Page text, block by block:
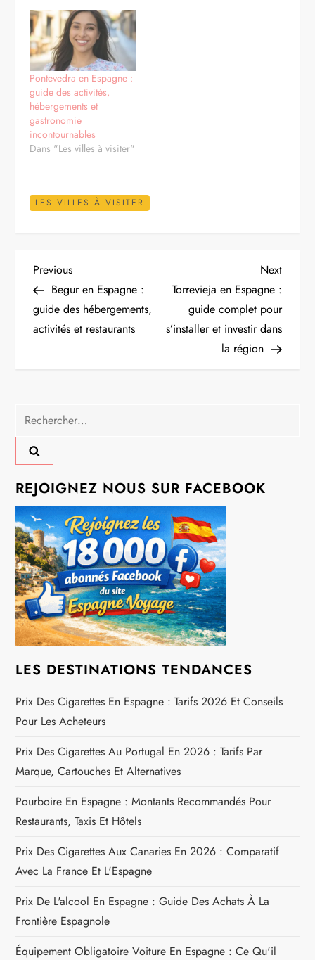
Pontevedra en Espagne :
guide des activités,
hébergements et
gastronomie
incontournables
Dans "Les villes à visiter"
LES VILLES À VISITER
N
a
v
g
a
t
i
o
n
d
e
l
’
a
r
t
i
c
l
e
Previous
Post
Previous
Begur en Espagne :
guide des hébergements,
activités et restaurants
Next
Post
Next
Torrevieja en Espagne :
guide complet pour
s’installer et investir dans
la région
Rechercher :
REJOIGNEZ NOUS SUR FACEBOOK
LES DESTINATIONS TENDANCES
Prix Des Cigarettes En Espagne : Tarifs 2026 Et Conseils
Pour Les Acheteurs
Prix Des Cigarettes Au Portugal En 2026 : Tarifs Par
Marque, Cartouches Et Alternatives
Pourboire En Espagne : Montants Recommandés Pour
Restaurants, Taxis Et Hôtels
Prix Des Cigarettes Aux Canaries En 2026 : Comparatif
Avec La France Et L'Espagne
Prix De L'alcool En Espagne : Guide Des Achats À La
Frontière Espagnole
Équipement Obligatoire Voiture En Espagne : Ce Qu'il